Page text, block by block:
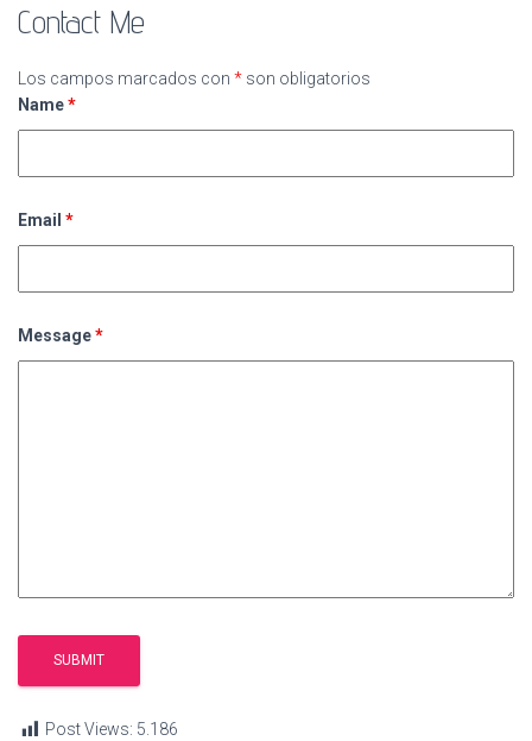
Contact Me
Los campos marcados con * son obligatorios
Name*
Email *
Message*
Post Views: 5.186